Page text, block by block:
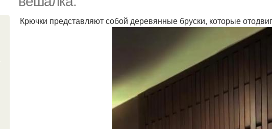
Крючки представляют собой деревянные бруски, которые